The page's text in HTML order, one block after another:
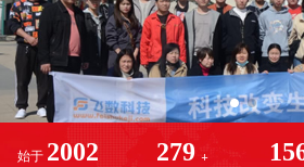
始于 2002 279 +